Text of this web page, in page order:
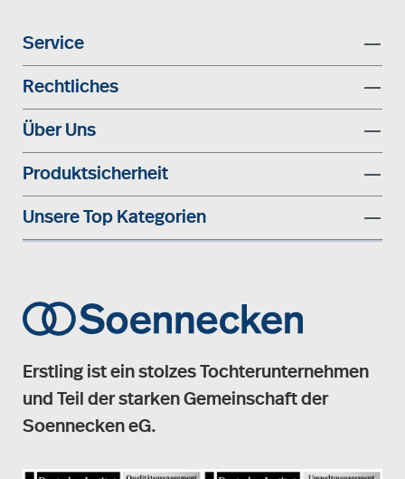
Service
Rechtliches
Über Uns
Produktsicherheit
Unsere Top Kategorien
Erstling ist ein stolzes Tochterunternehmen
und Teil der starken Gemeinschaft der
Soennecken eG.